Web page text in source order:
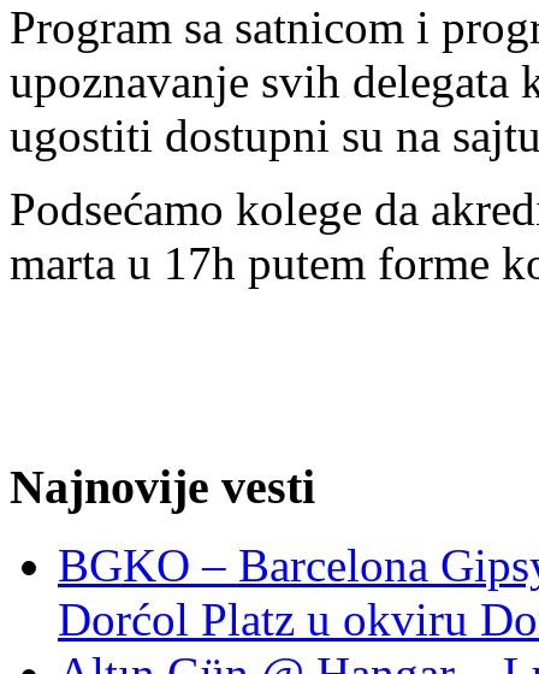
Program sa satnicom i
upoznavanje svih delegata
ugostiti dostupni su na
Podsećamo kolege da
marta u 17h putem forme
Najnovije vesti
BGKO – Barcelona
Dorćol Platz u okviru